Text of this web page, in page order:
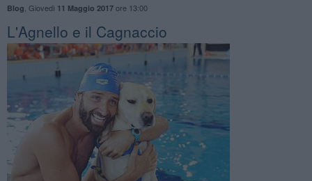
Blog Giovedì 11 Maggio 2017ore 13:00
L'Agnello e il Cagnaccio